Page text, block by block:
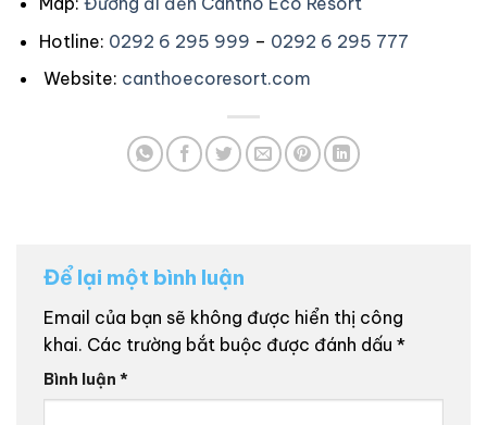
Hotline: 0292 6 295 999 – 0292 6 295 777
Website: canthoecoresort.com
Để lại một bình luận
Email của bạn sẽ không được hiển thị công
khai. Các trường bắt buộc được đánh dấu *
Bình luận *